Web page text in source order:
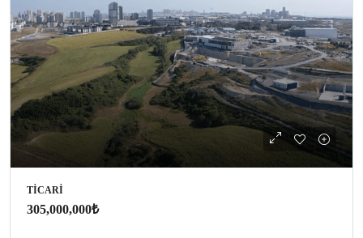
TICARI
305,000,000₺